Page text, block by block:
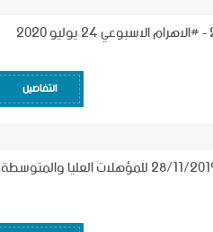
التفاصيل
وظائف اليوم الخميس 28 نوفمبر 2019 - 28/11/2019 للمؤهلات العليا والمتوسطة